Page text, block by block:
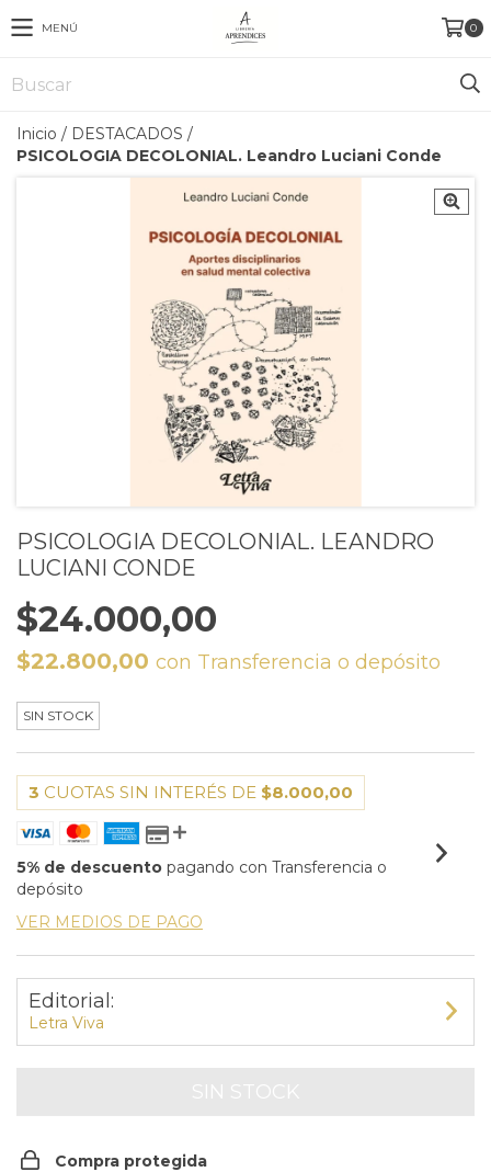
MENÚ 0
Inicio / DESTACADOS /
PSICOLOGIA DECOLONIAL. Leandro Luciani Conde
PSICOLOGIA DECOLONIAL. LEANDRO
LUCIANI CONDE
$24.000,00
$22.800,00 con Transferencia o depósito
SIN STOCK
3 CUOTAS SIN INTERÉS DE $8.000,00
5% de descuento pagando con Transferencia o
depósito
VER MEDIOS DE PAGO
Editorial:
Letra Viva
Compra protegida